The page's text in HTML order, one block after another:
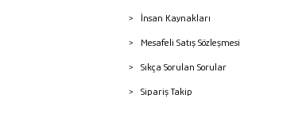
İnsan Kaynakları
Mesafeli Satış Sözleşmesi
Sıkça Sorulan Sorular
Sipariş Takip